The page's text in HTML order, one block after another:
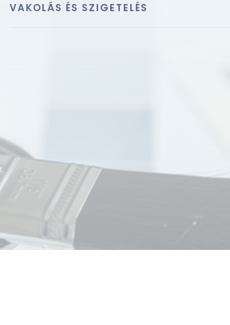
VAKOLÁS ÉS SZIGETELÉS